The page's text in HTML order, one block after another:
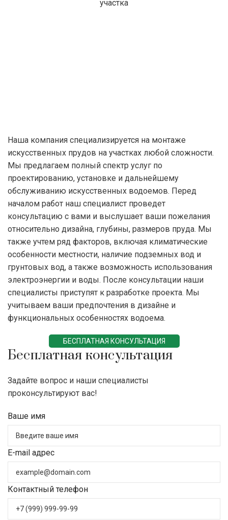
участка
Наша компания специализируется на монтаже
искусственных прудов на участках любой сложности.
Мы предлагаем полный спектр услуг по
проектированию, установке и дальнейшему
обслуживанию искусственных водоемов. Перед
началом работ наш специалист проведет
консультацию с вами и выслушает ваши пожелания
относительно дизайна, глубины, размеров пруда. Мы
также учтем ряд факторов, включая климатические
особенности местности, наличие подземных вод и
грунтовых вод, а также возможность использования
электроэнергии и воды. После консультации наши
специалисты приступят к разработке проекта. Мы
учитываем ваши предпочтения в дизайне и
функциональных особенностях водоема.
БЕСПЛАТНАЯ КОНСУЛЬТАЦИЯ
Бесплатная консультация
Задайте вопрос и наши специалисты
проконсультируют вас!
Ваше имя
E-mail адрес
Контактный телефон